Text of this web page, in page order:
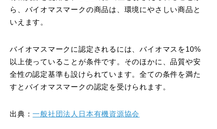
ら、バイオマスマークの商品は、環境にやさしい商品と
いえます。
バイオマスマークに認定されるには、バイオマスを10%
以上使っていることが条件です。そのほかに、品質や安
全性の認定基準も設けられています。全ての条件を満た
すとバイオマスマークの認定を受けられます。
出典：一般社団法人日本有機資源協会